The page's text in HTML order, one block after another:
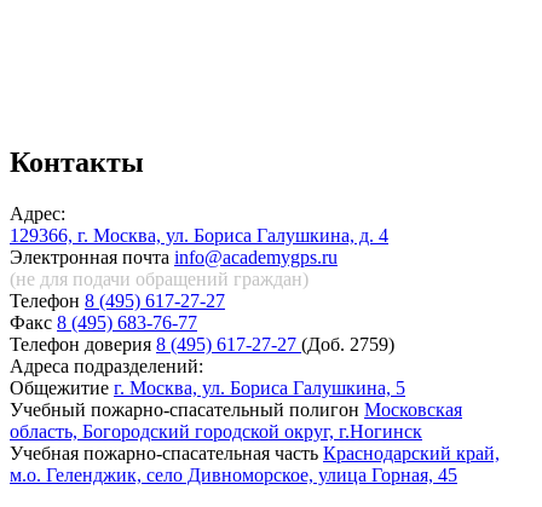
Контакты
Адрес:
129366, г. Москва, ул. Бориса Галушкина, д. 4
Электронная почта info@academygps.ru
(не для подачи обращений граждан)
Телефон 8 (495) 617-27-27
Факс 8 (495) 683-76-77
Телефон доверия 8 (495) 617-27-27 (Доб. 2759)
Адреса подразделений:
Общежитие г. Москва, ул. Бориса Галушкина, 5
Учебный пожарно-спасательный полигон Московская
область, Богородский городской округ, г.Ногинск
Учебная пожарно-спасательная часть Краснодарский край,
м.о. Геленджик, село Дивноморское, улица Горная, 45